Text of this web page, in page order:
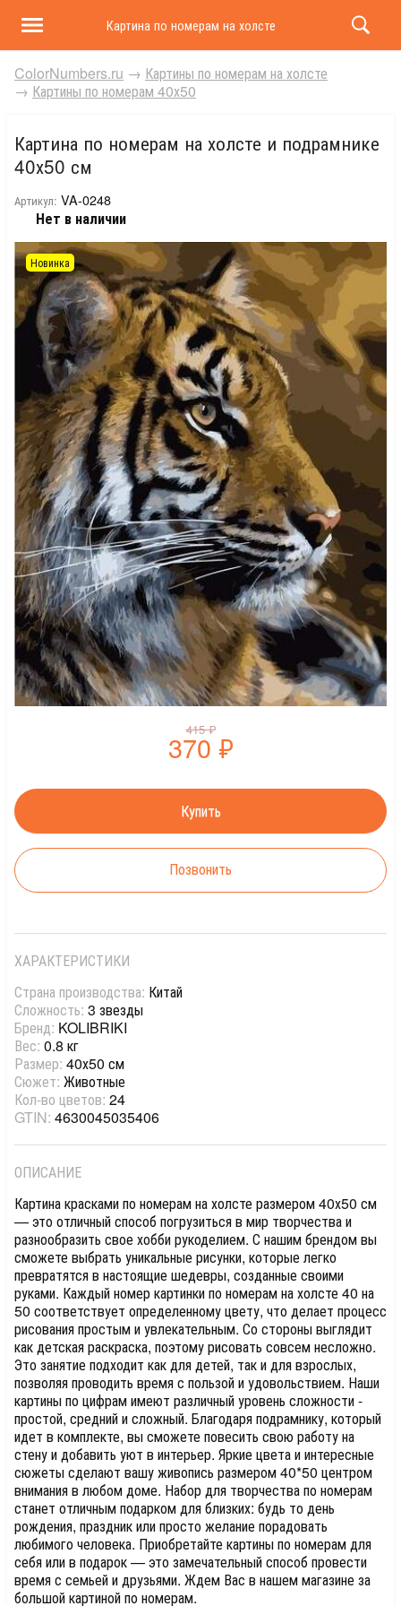
Картина по номерам на холсте и подрамнике 40х50
ColorNumbers.ru → Картины по номерам на холсте
→ Картины по номерам 40х50
Картина по номерам на холсте и подрамнике
40х50 см
Артикул: VA-0248
Нет в наличии
Новинка
415₽
370 ₽
Позвонить
ХАРАКТЕРИСТИКИ
Страна производства: Китай
Сложность: 3 звезды
Бренд: KOLIBRIKI
Вес: 0.8 кг
Размер: 40х50 см
Сюжет: Животные
Кол-во цветов: 24
GTIN: 4630045035406
ОПИСАНИЕ
Картина красками по номерам на холсте размером 40х50 см
— это отличный способ погрузиться в мир творчества и
разнообразить свое хобби рукоделием. С нашим брендом вы
сможете выбрать уникальные рисунки, которые легко
превратятся в настоящие шедевры, созданные своими
руками. Каждый номер картинки по номерам на холсте 40 на
50 соответствует определенному цвету, что делает процесс
рисования простым и увлекательным. Со стороны выглядит
как детская раскраска, поэтому рисовать совсем несложно.
Это занятие подходит как для детей, так и для взрослых,
позволяя проводить время с пользой и удовольствием. Наши
картины по цифрам имеют различный уровень сложности -
простой, средний и сложный. Благодаря подрамнику, который
идет в комплекте, вы сможете повесить свою работу на
стену и добавить уют в интерьер. Яркие цвета и интересные
сюжеты сделают вашу живопись размером 40*50 центром
внимания в любом доме. Набор для творчества по номерам
станет отличным подарком для близких: будь то день
рождения, праздник или просто желание порадовать
любимого человека. Приобретайте картины по номерам для
себя или в подарок — это замечательный способ провести
время с семьей и друзьями. Ждем Вас в нашем магазине за
большой картиной по номерам.